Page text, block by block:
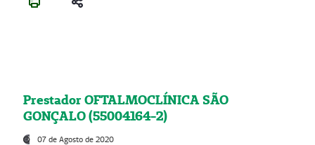
Prestador OFTALMOCLÍNICA SÃO
GONÇALO (55004164-2)
07 de Agosto de 2020